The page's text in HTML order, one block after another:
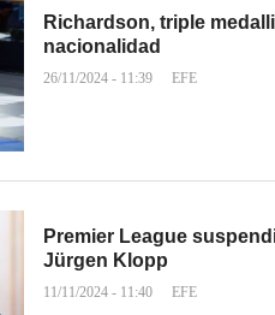
Richardson, triple
nacionalidad
26/11/2024 - 11:39 EFE
Premier League
Jürgen Klopp
11/11/2024 - 11:40 EFE